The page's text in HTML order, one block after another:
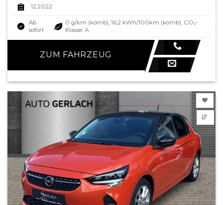
12.2022
Ab
sofort
0 g/km (komb), 16,2 kWh/100km (komb), CO₂-
Klasse: A
ZUM FAHRZEUG